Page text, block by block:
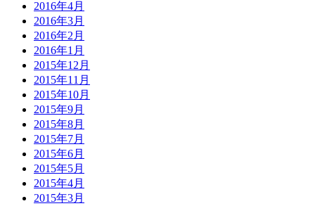
2016年4月
2016年3月
2016年2月
2016年1月
2015年12月
2015年11月
2015年10月
2015年9月
2015年8月
2015年7月
2015年6月
2015年5月
2015年4月
2015年3月